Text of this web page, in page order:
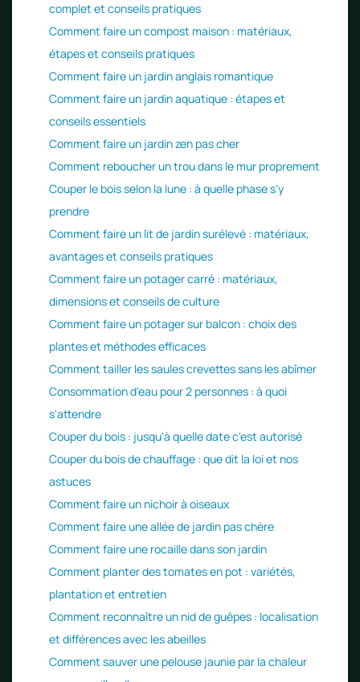
complet et conseils pratiques
Comment faire un compost maison : matériaux,
étapes et conseils pratiques
Comment faire un jardin anglais romantique
Comment faire un jardin aquatique : étapes et
conseils essentiels
Comment faire un jardin zen pas cher
Comment reboucher un trou dans le mur proprement
Couper le bois selon la lune : à quelle phase s'y
prendre
Comment faire un lit de jardin surélevé : matériaux,
avantages et conseils pratiques
Comment faire un potager carré : matériaux,
dimensions et conseils de culture
Comment faire un potager sur balcon : choix des
plantes et méthodes efficaces
Comment tailler les saules crevettes sans les abîmer
Consommation d'eau pour 2 personnes : à quoi
s'attendre
Couper du bois : jusqu'à quelle date c'est autorisé
Couper du bois de chauffage : que dit la loi et nos
astuces
Comment faire un nichoir à oiseaux
Comment faire une allée de jardin pas chère
Comment faire une rocaille dans son jardin
Comment planter des tomates en pot : variétés,
plantation et entretien
Comment reconnaître un nid de guêpes : localisation
et différences avec les abeilles
Comment sauver une pelouse jaunie par la chaleur